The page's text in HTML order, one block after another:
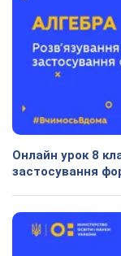
Онлайн урок 8
застосування